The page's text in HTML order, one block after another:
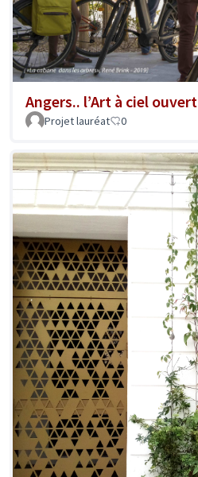
Angers.. l’Art à ciel ouvert
Projet lauréat 0